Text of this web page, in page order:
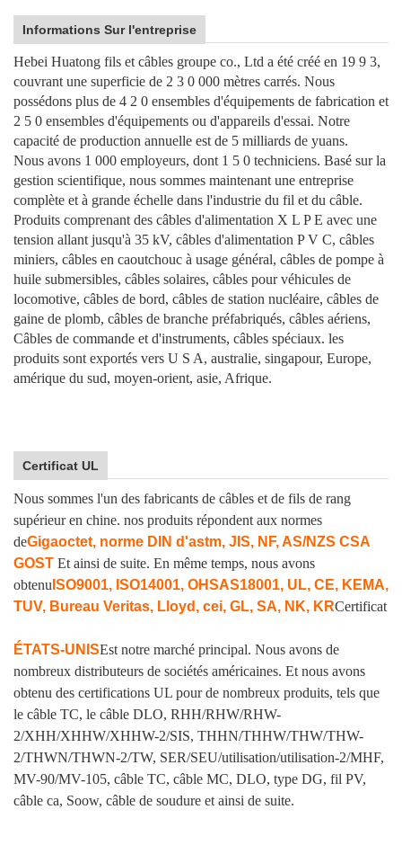
Informations Sur l'entreprise
Hebei Huatong fils et câbles groupe co., Ltd a été créé en 19 9 3,
couvrant une superficie de 2 3 0 000 mètres carrés. Nous
possédons plus de 4 2 0 ensembles d'équipements de fabrication et
2 5 0 ensembles d'équipements ou d'appareils d'essai. Notre
capacité de production annuelle est de 5 milliards de yuans.
Nous avons 1 000 employeurs, dont 1 5 0 techniciens. Basé sur la
gestion scientifique, nous sommes maintenant une entreprise
complète et à grande échelle dans l'industrie du fil et du câble.
Produits comprenant des câbles d'alimentation X L P E avec une
tension allant jusqu'à 35 kV, câbles d'alimentation P V C, câbles
miniers, câbles en caoutchouc à usage général, câbles de pompe à
huile submersibles, câbles solaires, câbles pour véhicules de
locomotive, câbles de bord, câbles de station nucléaire, câbles de
gaine de plomb, câbles de branche préfabriqués, câbles aériens,
Câbles de commande et d'instruments, câbles spéciaux. les
produits sont exportés vers U S A, australie, singapour, Europe,
amérique du sud, moyen-orient, asie, Afrique.
Certificat UL
Nous sommes l'un des fabricants de câbles et de fils de rang
supérieur en chine. nos produits répondent aux normes
deGigaoctet, norme DIN d'astm, JIS, NF, AS/NZS CSA
GOST Et ainsi de suite. En même temps, nous avons
obtenu ISO9001, ISO14001, OHSAS18001, UL, CE, KEMA,
TUV, Bureau Veritas, Lloyd, cei, GL, SA, NK, KRCertificat
ÉTATS-UNISEst notre marché principal. Nous avons de
nombreux distributeurs de sociétés américaines. Et nous avons
obtenu des certifications UL pour de nombreux produits, tels que
le câble TC, le câble DLO, RHH/RHW/RHW-
2/XHH/XHHW/XHHW-2/SIS, THHN/THHW/THW/THW-
2/THWN/THWN-2/TW, SER/SEU/utilisation/utilisation-2/MHF,
MV-90/MV-105, câble TC, câble MC, DLO, type DG, fil PV,
câble ca, Soow, câble de soudure et ainsi de suite.